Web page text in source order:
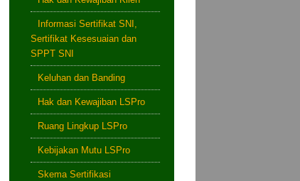
Informasi Sertifikat SNI,
Sertifikat Kesesuaian dan
SPPT SNI
Keluhan dan Banding
Hak dan Kewajiban LSPro
Ruang Lingkup LSPro
Kebijakan Mutu LSPro
Skema Sertifikasi